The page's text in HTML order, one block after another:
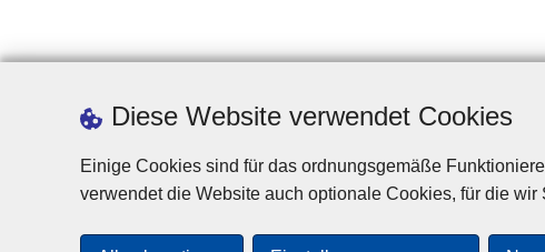
Diese Website verwendet Cookies
Einige Cookies sind für das ordnungsgemäße
verwendet die Website auch optionale Cookies, für die wir